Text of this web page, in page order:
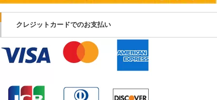
クレジットカードでのお支払い